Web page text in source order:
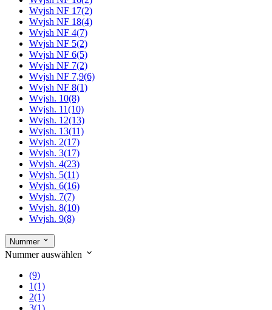
Wvjsh NF 17(2)
Wvjsh NF 18(4)
Wvjsh NF 4(7)
Wvjsh NF 5(2)
Wvjsh NF 6(5)
Wvjsh NF 7(2)
Wvjsh NF 7,9(6)
Wvjsh NF 8(1)
Wvjsh. 10(8)
Wvjsh. 11(10)
Wvjsh. 12(13)
Wvjsh. 13(11)
Wvjsh. 2(17)
Wvjsh. 3(17)
Wvjsh. 4(23)
Wvjsh. 5(11)
Wvjsh. 6(16)
Wvjsh. 7(7)
Wvjsh. 8(10)
Wvjsh. 9(8)
Nummer
Nummer auswählen
(9)
1(1)
2(1)
3(1)